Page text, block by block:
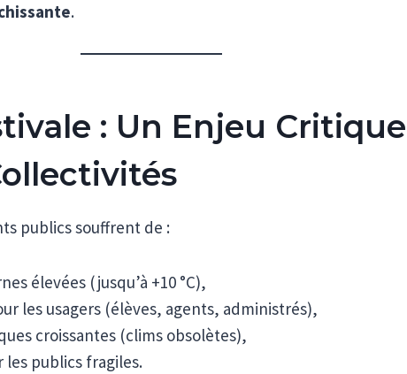
.
: Un Enjeu Critique
publics souffrent de :
élevées (jusqu’à +10 °C),
les usagers (élèves, agents, administrés),
croissantes (clims obsolètes),
les publics fragiles.